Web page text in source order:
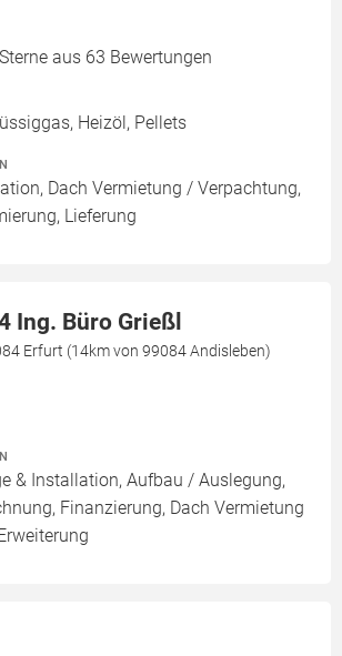
Sterne aus 63 Bewertungen
Heizöl, Pellets
Dach Vermietung / Verpachtung,
Lieferung
Ing. Büro Grießl
Erfurt (14km von 99084 Andisleben)
& Installation, Aufbau / Auslegung,
Finanzierung, Dach Vermietung